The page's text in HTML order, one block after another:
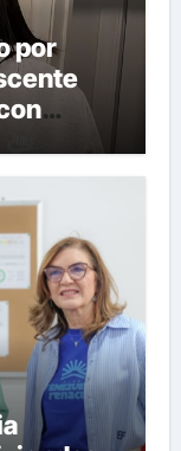
por